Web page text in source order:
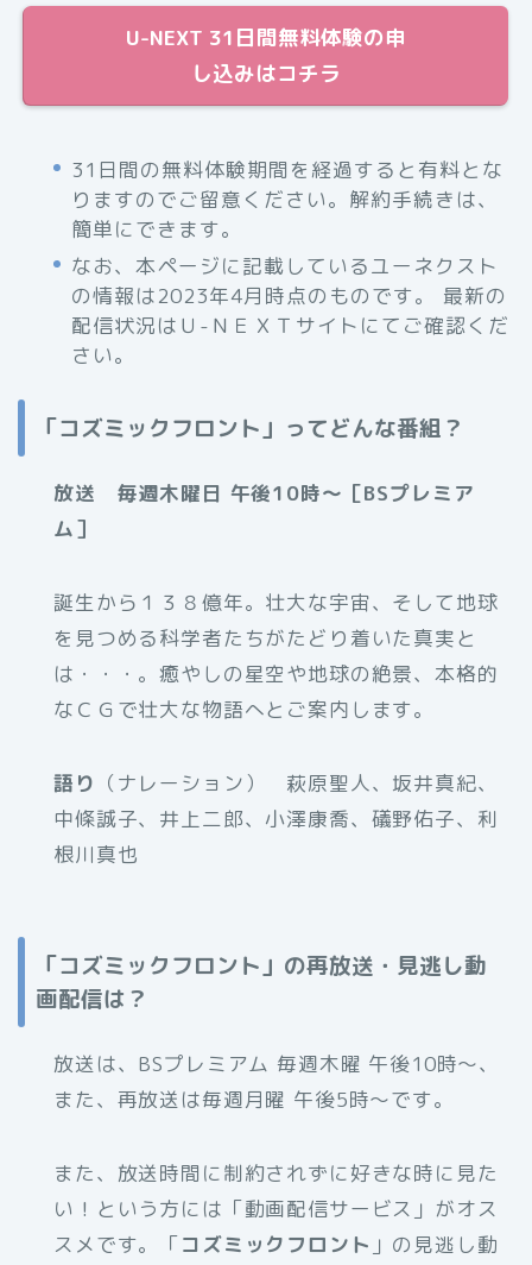
U-NEXT 31日間無料体験の申
し込みはコチラ
31日間の無料体験期間を経過すると有料とな
りますのでご留意ください。解約手続きは、
簡単にできます。
なお、本ページに記載しているユーネクスト
の情報は2023年4月時点のものです。 最新の
配信状況はＵ-ＮＥＸＴサイトにてご確認くだ
さい。
「コズミックフロント」ってどんな番組？
放送 毎週木曜日 午後10時～［BSプレミア
ム］
誕生から１３８億年。壮大な宇宙、そして地球
を見つめる科学者たちがたどり着いた真実と
は・・・。癒やしの星空や地球の絶景、本格的
なＣＧで壮大な物語へとご案内します。
語り （ナレーション） 萩原聖人、坂井真紀、
中條誠子、井上二郎、小澤康喬、礒野佑子、利
根川真也
「コズミックフロント」の再放送・見逃し動
画配信は？
放送は、BSプレミアム 毎週木曜 午後10時～、
また、再放送は毎週月曜 午後5時～です。
また、放送時間に制約されずに好きな時に見た
い！という方には「動画配信サービス」がオス
スメです。「コズミックフロント 」の見逃し動